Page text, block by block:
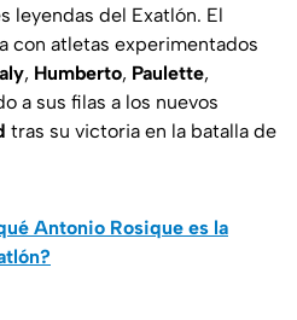
leyendas del Exatlón. El
con atletas experimentados
, Humberto, Paulette,
a sus filas a los nuevos
tras su victoria en la batalla de
Antonio Rosique es la